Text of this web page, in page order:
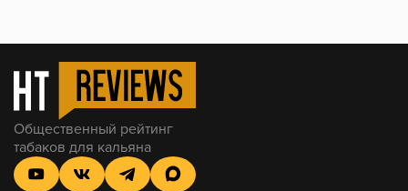
Общественный рейтинг
табаков для кальяна